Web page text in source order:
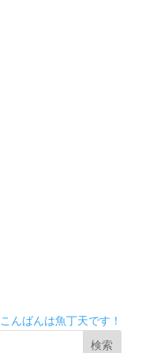
こんばんは魚丁天です！
検索